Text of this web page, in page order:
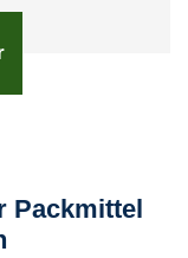
Packmittel